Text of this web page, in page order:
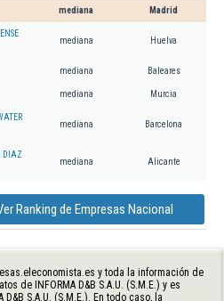
mediana Madrid
mediana Huelva
mediana Baleares
mediana Murcia
mediana Barcelona
DIAZ
mediana Alicante
Ranking de Empresas Nacional
y toda la información de
de INFORMA D&B S.A.U. (S.M.E.) y es
S.A.U. (S.M.E.). En todo caso, la